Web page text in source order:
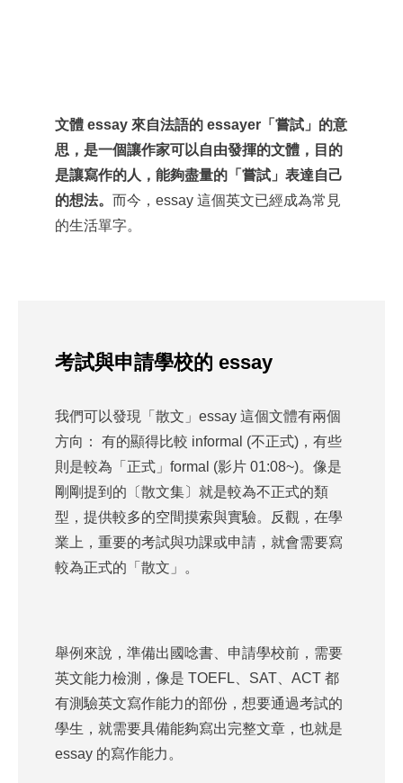
文體 essay 來自法語的 essayer「嘗試」的意
思，是一個讓作家可以自由發揮的文體，目的
是讓寫作的人，能夠盡量的「嘗試」表達自己
的想法。 而今，essay 這個英文已經成為常見
的生活單字。
考試與申請學校的 essay
我們可以發現「散文」essay 這個文體有兩個
方向： 有的顯得比較 informal (不正式)，有些
則是較為「正式」formal (影片 01:08~)。像是
剛剛提到的〔散文集〕就是較為不正式的類
型，提供較多的空間摸索與實驗。反觀，在學
業上，重要的考試與功課或申請，就會需要寫
較為正式的「散文」。
舉例來說，準備出國唸書、申請學校前，需要
英文能力檢測，像是 TOEFL、SAT、ACT 都
有測驗英文寫作能力的部份，想要通過考試的
學生，就需要具備能夠寫出完整文章，也就是
essay 的寫作能力。